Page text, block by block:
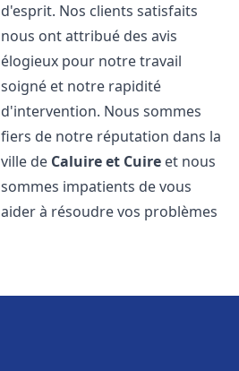
d'esprit. Nos clients satisfaits
nous ont attribué des avis
élogieux pour notre travail
soigné et notre rapidité
d'intervention. Nous sommes
fiers de notre réputation dans la
ville de Caluire et Cuire et nous
sommes impatients de vous
aider à résoudre vos problèmes